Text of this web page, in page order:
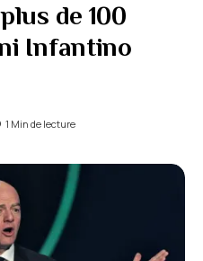
de 100
Infantino
1 Min de lecture